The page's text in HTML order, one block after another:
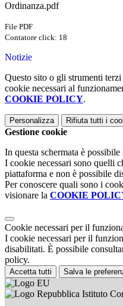
Ordinanza.pdf
File PDF
Contatore click: 18
Notizie
Questo sito o gli strumenti
cookie necessari al
COOKIE POLICY.
Personalizza Rifiuta tutti i
Gestione cookie
In questa schermata è
I cookie necessari sono quelli
piattaforma e non è possibile
Per conoscere quali sono i
visionare la COOKIE
Cookie necessari per il
I cookie necessari per il
disabilitati. È possibile
policy.
Accetta tutti Salva le
Istituto